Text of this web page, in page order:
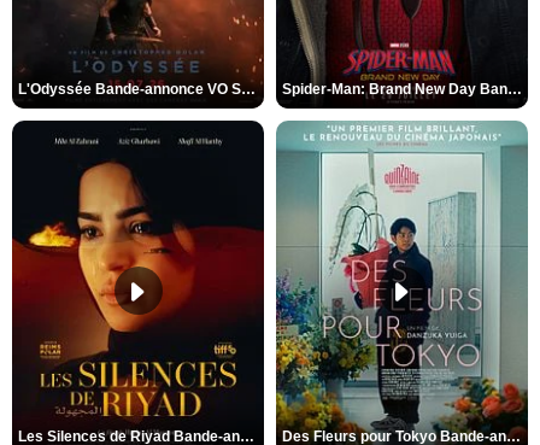
L'Odyssée Bande-annonce VO STFR Spider-Man: Brand New Day Bande-annonce VO STFR
Les Silences de Riyad Bande-annonce VO STFR Des Fleurs pour Tokyo Bande-annonce VO STFR